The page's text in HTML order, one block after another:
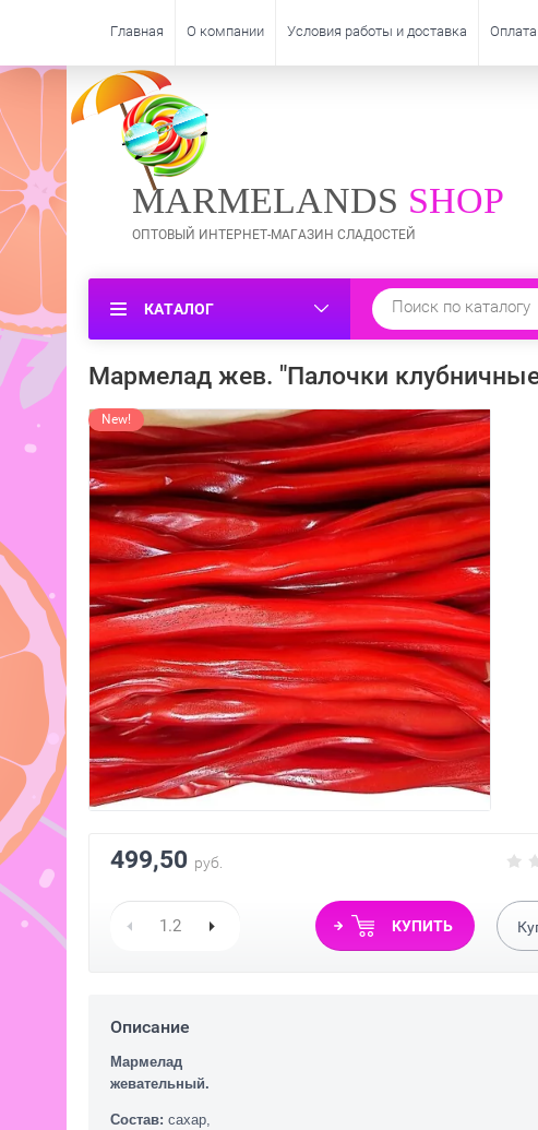
Главная О компании Условия работы и доставка Оплата
MARMELANDS SHOP
ОПТОВЫЙ ИНТЕРНЕТ-МАГАЗИН СЛАДОСТЕЙ
КАТАЛОГ
Мармелад жев. "Бобы желе со
вкусом Клубника" 1кг х 6
/DAMEL Испания/ ХАЛЯЛЬ
1 335,58 руб.
Суфле "Ежевика" с нач.1кг х6
(пакет) /AGOSTINO BULGARI
Италия/
1 290,32 руб.
Мармелад жев. "Палочки
New!
499,50 руб.
КУПИТЬ
Описание
Мармелад
жевательный.
Состав: сахар,